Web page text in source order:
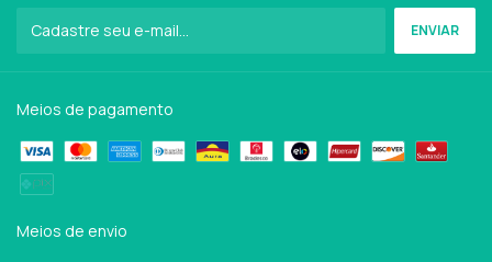
Meios de pagamento
Meios de envio